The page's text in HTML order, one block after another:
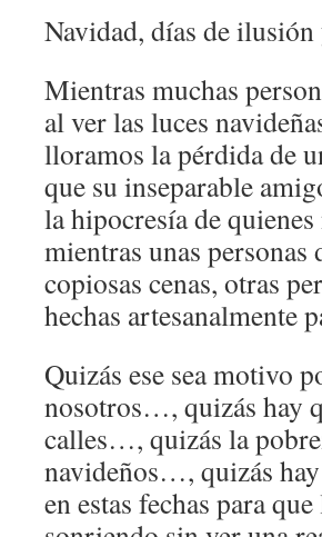
Navidad, días de
Mientras muchas
al ver las luces
lloramos la pérdida de
que su inseparable
la hipocresía de
mientras unas
copiosas cenas, otras
hechas artesanalmente
Quizás ese sea motivo
nosotros…, quizás hay
calles…, quizás la
navideños…, quizás
en estas fechas para